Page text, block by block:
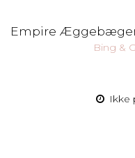
Empire
Bing &
Ikke